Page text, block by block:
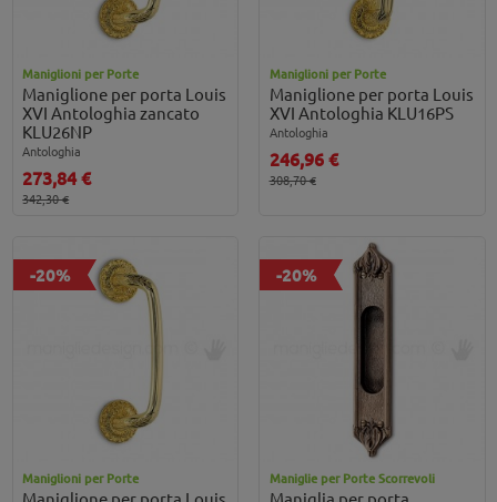
Maniglioni per Porte
Maniglione per porta Louis
XVI Antologhia zancato
KLU26NP
Antologhia
273,84 €
342,30 €
Maniglioni per Porte
Maniglione per porta Louis
XVI Antologhia KLU16PS
Antologhia
246,96 €
308,70 €
-20%
Maniglioni per Porte
-20%
Maniglie per Porte Scorrevoli